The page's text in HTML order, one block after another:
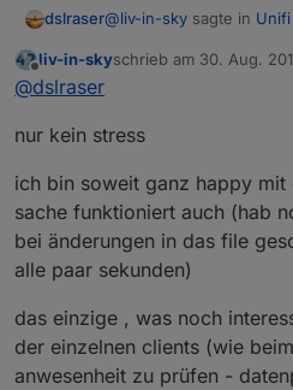
dslraser@liv-in-sky sagte in
der clients-tabelle
der lan sache ?
Das habe ich gestern
geschafft.
Und wie gesagt, am WE
Hause, vielleicht ist
Offline
liv-in-skyschrieb am 30. Aug.
zuletzt editiert von
@dslraser
nur kein stress
ich bin soweit ganz happy
sache funktioniert auch (hab
bei änderungen in das file
alle paar sekunden)
das einzige , was noch
der einzelnen clients (wie
anwesenheit zu prüfen -